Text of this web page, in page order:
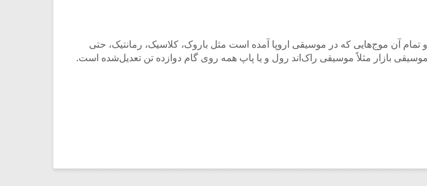
آن موج‌هایی که در موسیقی اروپا آمده است مثل باروک، کلاسیک، رمانتیک، حتی
بازار مثلاً موسیقی راک‌اند رول و یا پاپ همه روی گام دوازده تن تعدیل‌شده است.